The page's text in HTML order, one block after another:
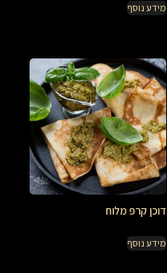
מידע נוסף
דוכן קרפ מלוח
מידע נוסף